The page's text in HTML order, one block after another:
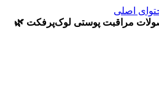
اصلی
مراقبت پوستی لوک‌پرفکت 🌿